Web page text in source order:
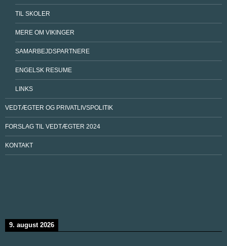
TIL SKOLER
MERE OM VIKINGER
SAMARBEJDSPARTNERE
ENGELSK RESUME
LINKS
VEDTÆGTER OG PRIVATLIVSPOLITIK
FORSLAG TIL VEDTÆGTER 2024
KONTAKT
9. august 2026